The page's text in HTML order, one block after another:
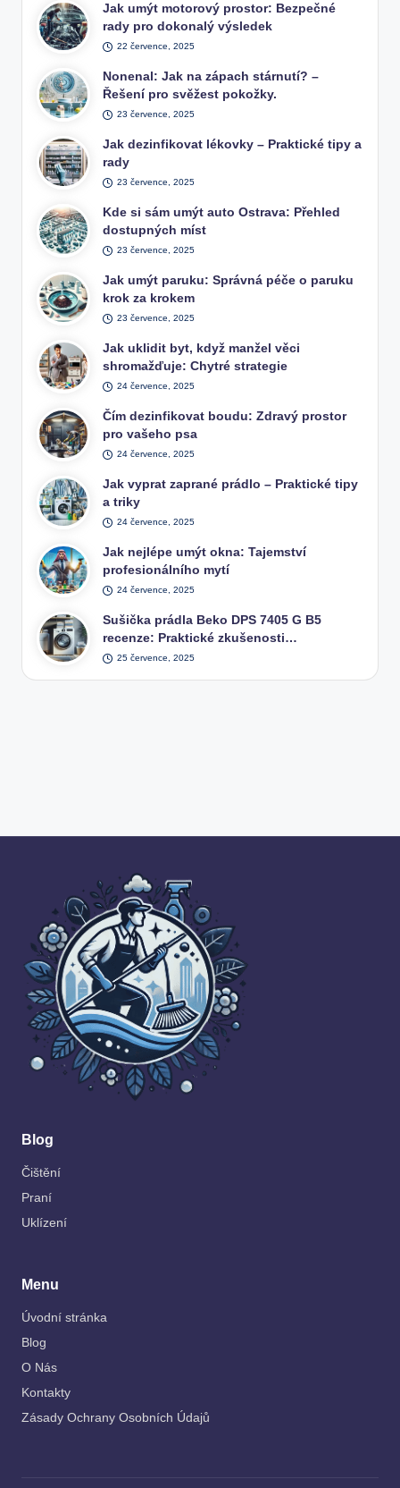
Jak umýt motorový prostor: Bezpečné
rady pro dokonalý výsledek
22 července, 2025
Nonenal: Jak na zápach stárnutí? –
Řešení pro svěžest pokožky.
23 července, 2025
Jak dezinfikovat lékovky – Praktické tipy a
rady
23 července, 2025
Kde si sám umýt auto Ostrava: Přehled
dostupných míst
23 července, 2025
Jak umýt paruku: Správná péče o paruku
krok za krokem
23 července, 2025
Jak uklidit byt, když manžel věci
shromažďuje: Chytré strategie
24 července, 2025
Čím dezinfikovat boudu: Zdravý prostor
pro vašeho psa
24 července, 2025
Jak vyprat zaprané prádlo – Praktické tipy
a triky
24 července, 2025
Jak nejlépe umýt okna: Tajemství
profesionálního mytí
24 července, 2025
Sušička prádla Beko DPS 7405 G B5
recenze: Praktické zkušenosti…
25 července, 2025
Blog
Čištění
Praní
Uklízení
Menu
Úvodní stránka
Blog
O Nás
Kontakty
Zásady Ochrany Osobních Údajů